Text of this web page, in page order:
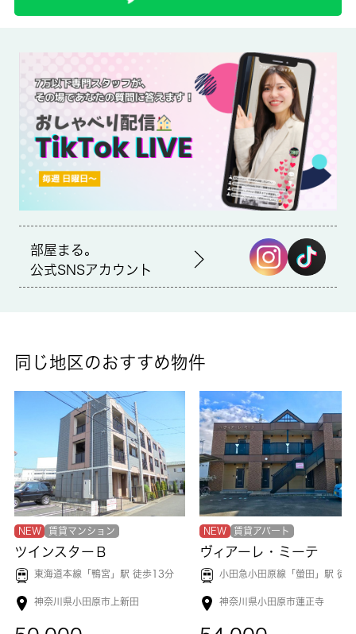
保証会社の利用 利用料の100％～120％
賃貸区分/契約期間
一般/-
取引形態
備考
でお問い合わせください。当社では、お客様の希望条件合わせた
部屋まる。
公式SNSアカウント
同じ地区のおすすめ物件
NEW 賃貸マンション
ツインスターＢ
東海道本線「 鴨宮 」駅 徒歩13分
神奈川県小田原市上新田
NEW 賃貸アパート
ヴィアーレ・ミーテ
小田急小田原線「 螢田 」駅 徒歩7
神奈川県小田原市蓮正寺